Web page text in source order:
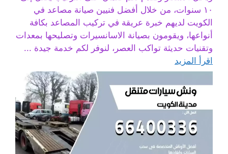
١٠ سنوات، من خلال أفضل فنيين صيانة مصاعد في
الكويت لديهم خبرة عريقة في تركيب المصاعد بكافة
أنواعها، ويقومون بصيانة الاسانسيرات وتصليحها بمعدات
وتقنيات حديثة تواكب العصر، لنوفر لكم خدمة جيدة ...
اقرأ المزيد